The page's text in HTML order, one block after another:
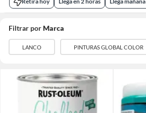
Filtrar porMarca
LANCO PINTURAS GLOBAL COLOR